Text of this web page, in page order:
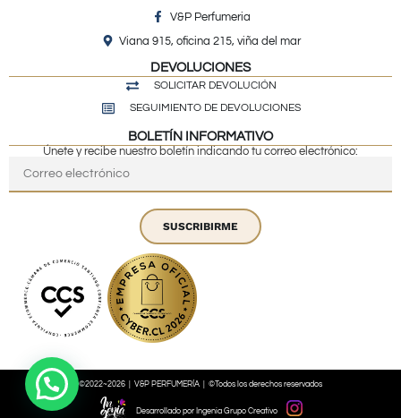
V&P Perfumeria
Viana 915, oficina 215, viña del mar
DEVOLUCIONES
SOLICITAR DEVOLUCIÓN
SEGUIMIENTO DE DEVOLUCIONES
BOLETÍN INFORMATIVO
Únete y recibe nuestro boletín indicando tu correo electrónico:
SUSCRIBIRME
©2022~2026 | V&P PERFUMERÍA | ©Todos los derechos reservados
Desarrollado por Ingenia Grupo Creativo